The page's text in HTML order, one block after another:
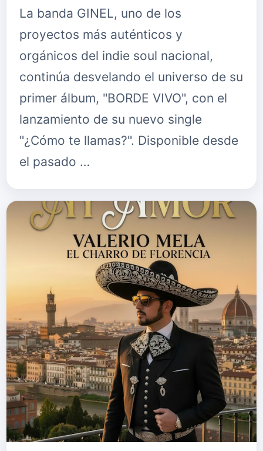
La banda GINEL, uno de los
proyectos más auténticos y
orgánicos del indie soul nacional,
continúa desvelando el universo de su
primer álbum, "BORDE VIVO", con el
lanzamiento de su nuevo single
"¿Cómo te llamas?". Disponible desde
el pasado …